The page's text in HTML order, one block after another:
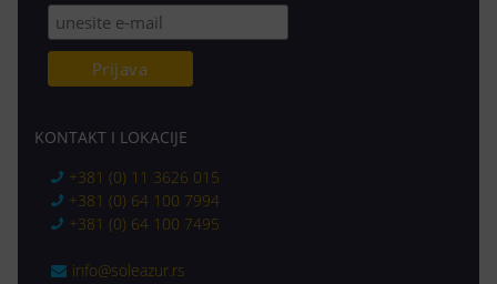
KONTAKT I LOKACIJE
+381 (0) 11 3626 015
+381 (0) 64 100 7994
+381 (0) 64 100 7495
info@soleazur.rs